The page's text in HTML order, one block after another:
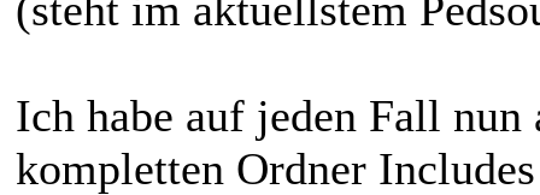
Ich habe auf jeden Fall
kompletten Ordner